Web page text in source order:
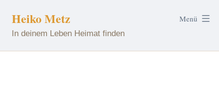
Inhalt
springen
Heiko Metz
In deinem Leben Heimat finden
Menü